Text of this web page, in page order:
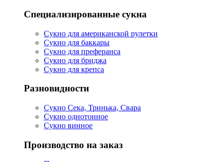
Специализированные сукна
Сукно для американской рулетки
Сукно для баккары
Сукно для преферанса
Сукно для бриджа
Сукно для крепса
Разновидности
Сукно Сека, Тринька, Свара
Сукно однотонное
Сукно винное
Производство на заказ